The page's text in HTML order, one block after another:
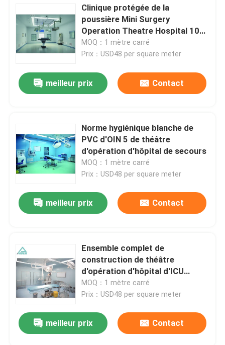
Clinique protégée de la
poussière Mini Surgery
Operation Theatre Hospital 100
- 200 mètres carrés
MOQ：1 mètre carré
Prix：USD48 per square meter
meilleur prix Contact
Norme hygiénique blanche de
PVC d'OIN 5 de théâtre
d'opération d'hôpital de secours
MOQ：1 mètre carré
Prix：USD48 per square meter
meilleur prix Contact
Ensemble complet de
construction de théâtre
d'opération d'hôpital d'ICU
SUS304
MOQ：1 mètre carré
Prix：USD48 per square meter
meilleur prix Contact